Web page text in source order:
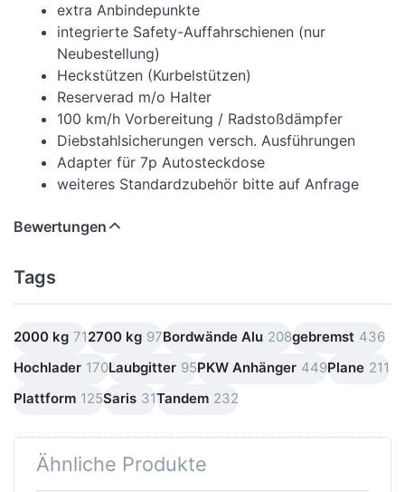
extra Anbindepunkte
integrierte Safety-Auffahrschienen (nur
Neubestellung)
Heckstützen (Kurbelstützen)
Reserverad m/o Halter
100 km/h Vorbereitung / Radstoßdämpfer
Diebstahlsicherungen versch. Ausführungen
Adapter für 7p Autosteckdose
weiteres Standardzubehör bitte auf Anfrage
Bewertungen
Tags
2000 kg 712700 kg 97Bordwände Alu 208gebremst 436
Hochlader 170Laubgitter 95PKW Anhänger 449Plane 211
Plattform 125Saris 31Tandem 232
Ähnliche Produkte